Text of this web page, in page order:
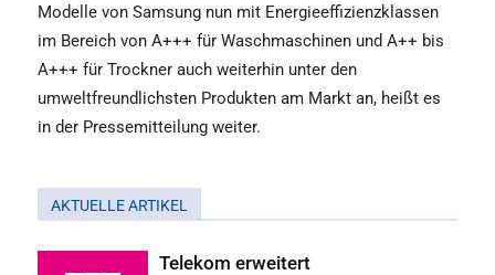
Modelle von Samsung nun mit Energieeffizienzklassen
im Bereich von A+++ für Waschmaschinen und A++ bis
A+++ für Trockner auch weiterhin unter den
umweltfreundlichsten Produkten am Markt an, heißt es
in der Pressemitteilung weiter.
AKTUELLE ARTIKEL
Telekom erweitert